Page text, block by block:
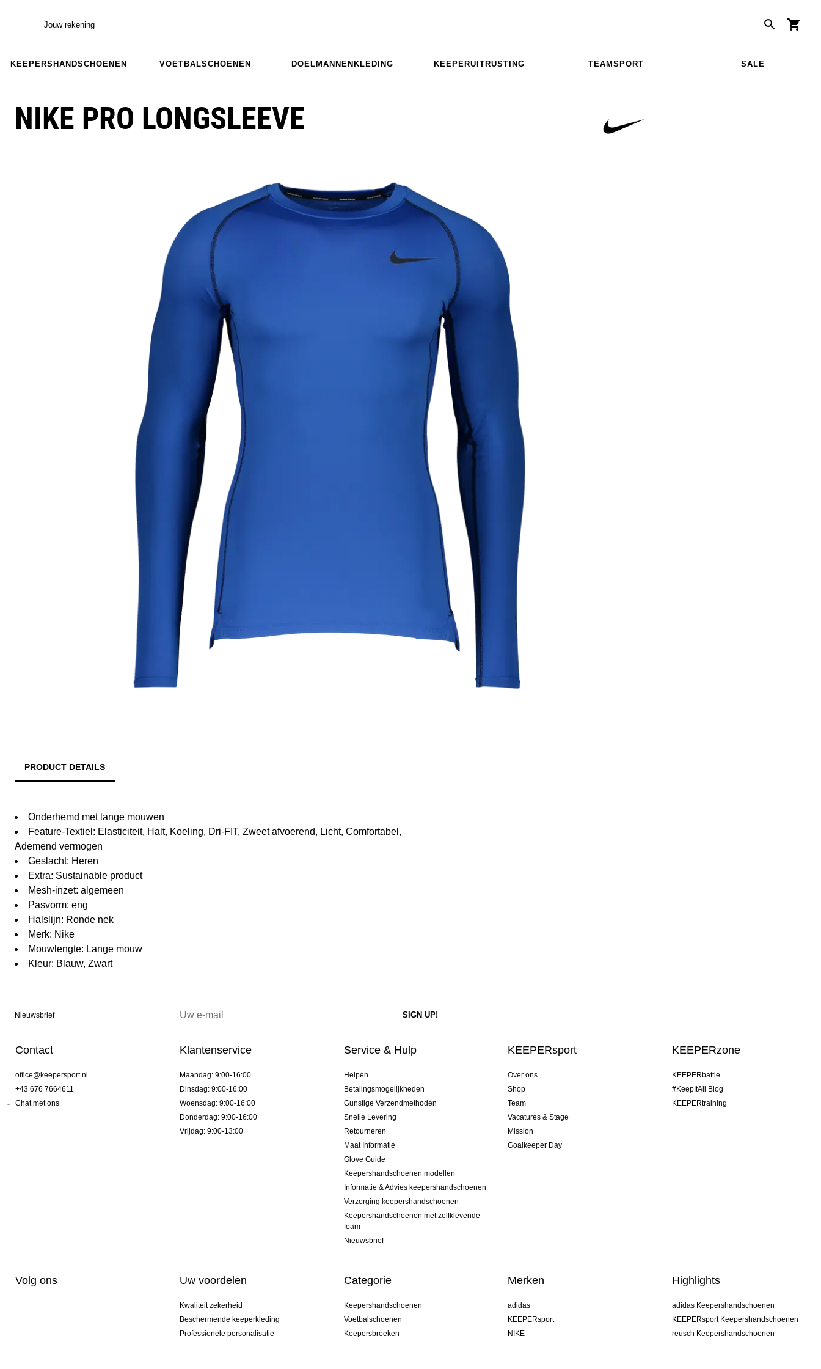
Jouw rekening
KEEPERSHANDSCHOENEN VOETBALSCHOENEN DOELMANNENKLEDING KEEPERUITRUSTING TEAMSPORT SALE
NIKE PRO LONGSLEEVE
PRODUCT DETAILS
Onderhemd met lange mouwen
Feature-Textiel: Elasticiteit, Halt, Koeling, Dri-FIT, Zweet afvoerend, Licht, Comfortabel,
Ademend vermogen
Geslacht: Heren
Extra: Sustainable product
Mesh-inzet: algemeen
Pasvorm: eng
Halslijn: Ronde nek
Merk: Nike
Mouwlengte: Lange mouw
Kleur: Blauw, Zwart
Nieuwsbrief
Contact
office@keepersport.nl
+43 676 7664611
Chat met ons
Klantenservice
Maandag: 9:00-16:00
Dinsdag: 9:00-16:00
Woensdag: 9:00-16:00
Donderdag: 9:00-16:00
Vrijdag: 9:00-13:00
Service & Hulp
Helpen
Betalingsmogelijkheden
Gunstige Verzendmethoden
Snelle Levering
Retourneren
Maat Informatie
Glove Guide
Keepershandschoenen modellen
Informatie & Advies keepershandschoenen
Verzorging keepershandschoenen
Keepershandschoenen met zelfklevende
foam
Nieuwsbrief
KEEPERsport
Over ons
Shop
Team
Vacatures & Stage
Mission
Goalkeeper Day
KEEPERzone
KEEPERbattle
#KeepItAll Blog
KEEPERtraining
Volg ons Uw voordelen
Kwaliteit zekerheid
Beschermende keeperkleding
Professionele personalisatie
Categorie
Keepershandschoenen
Voetbalschoenen
Keepersbroeken
Merken
adidas
KEEPERsport
NIKE
Highlights
adidas Keepershandschoenen
KEEPERsport Keepershandschoenen
reusch Keepershandschoenen